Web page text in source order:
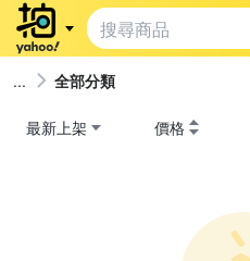
全部分類
最新上架 價格